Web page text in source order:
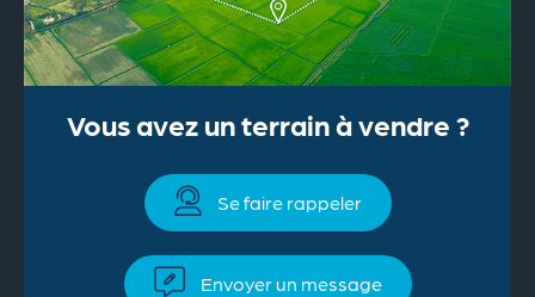
Vous avez un terrain à vendre ?
Se faire rappeler
Envoyer un message